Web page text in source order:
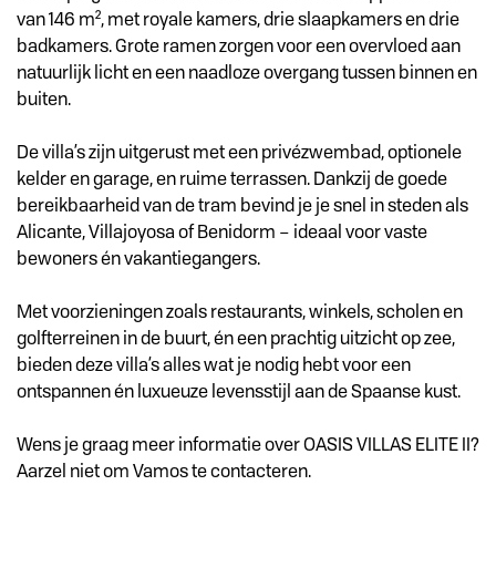
van 146 m², met royale kamers, drie slaapkamers en drie
badkamers. Grote ramen zorgen voor een overvloed aan
natuurlijk licht en een naadloze overgang tussen binnen en
buiten.
De villa’s zijn uitgerust met een privézwembad, optionele
kelder en garage, en ruime terrassen. Dankzij de goede
bereikbaarheid van de tram bevind je je snel in steden als
Alicante, Villajoyosa of Benidorm – ideaal voor vaste
bewoners én vakantiegangers.
Met voorzieningen zoals restaurants, winkels, scholen en
golfterreinen in de buurt, én een prachtig uitzicht op zee,
bieden deze villa’s alles wat je nodig hebt voor een
ontspannen én luxueuze levensstijl aan de Spaanse kust.
Wens je graag meer informatie over OASIS VILLAS ELITE II?
Aarzel niet om Vamos te contacteren.